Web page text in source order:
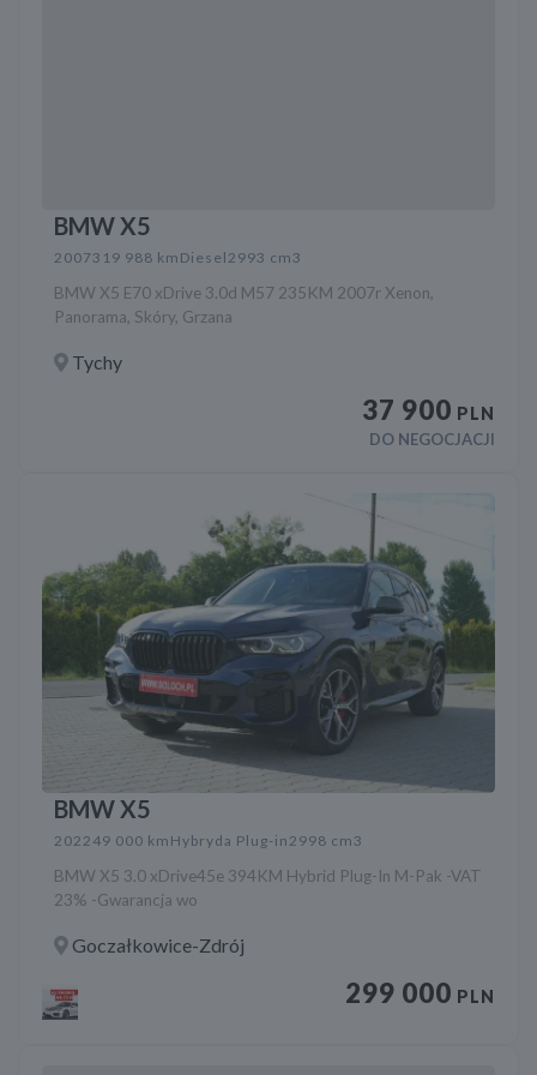
BMW X5
2007319 988 km Diesel2993 cm3
BMW X5 E70 xDrive 3.0d M57 235KM 2007r Xenon,
Panorama, Skóry, Grzana
Tychy
37 900 PLN
DO NEGOCJACJI
BMW X5
2022 49 000 km Hybryda Plug-in2998 cm3
BMW X5 3.0 xDrive45e 394KM Hybrid Plug-In M-Pak -VAT
23% -Gwarancja wo
Goczałkowice-Zdrój
299 000 PLN